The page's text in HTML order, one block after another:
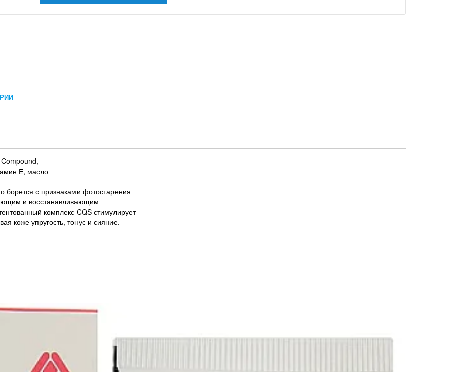
Е, масло
с признаками фотостарения
и восстанавливающим
комплекс CQS стимулирует
коже упругость, тонус и сияние.